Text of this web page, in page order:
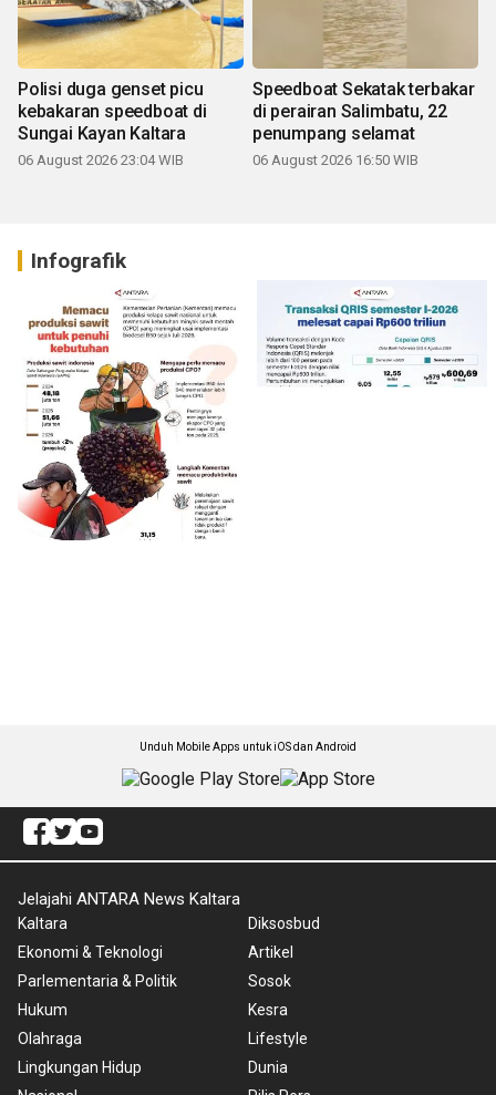
Polisi duga genset picu
kebakaran speedboat di
Sungai Kayan Kaltara
06 August 2026 23:04 WIB
Speedboat Sekatak terbakar
di perairan Salimbatu, 22
penumpang selamat
06 August 2026 16:50 WIB
Infografik
Unduh Mobile Apps untuk iOS dan Android
Jelajahi ANTARA News Kaltara
Kaltara
Ekonomi & Teknologi
Parlementaria & Politik
Hukum
Olahraga
Lingkungan Hidup
Diksosbud
Artikel
Sosok
Kesra
Lifestyle
Dunia